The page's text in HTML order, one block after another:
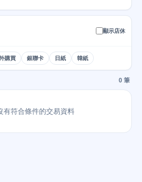
顯示店休
購買 銀聯卡 日紙 韓紙
0 筆
有符合條件的交易資料